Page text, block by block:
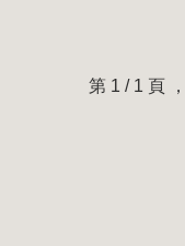
第 1 / 1